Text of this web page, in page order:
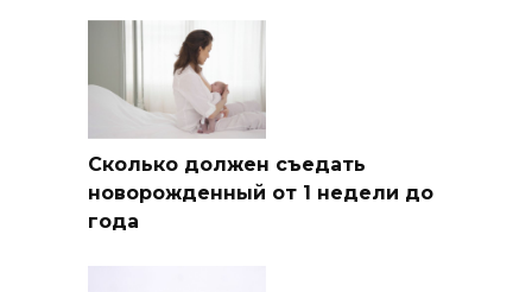
Сколько должен съедать
новорожденный от 1 недели до
года